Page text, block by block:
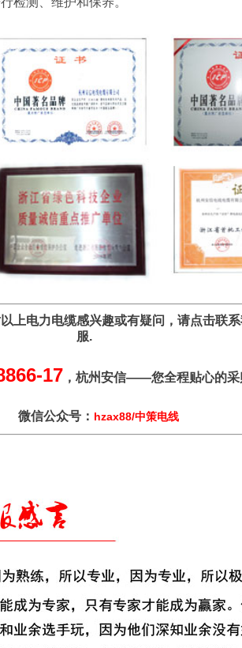
上电力电缆感兴趣或有疑问， 请点击联
服.
17 ，杭州安信——您全程贴心的采
微信公众号： hzax88/中策电线